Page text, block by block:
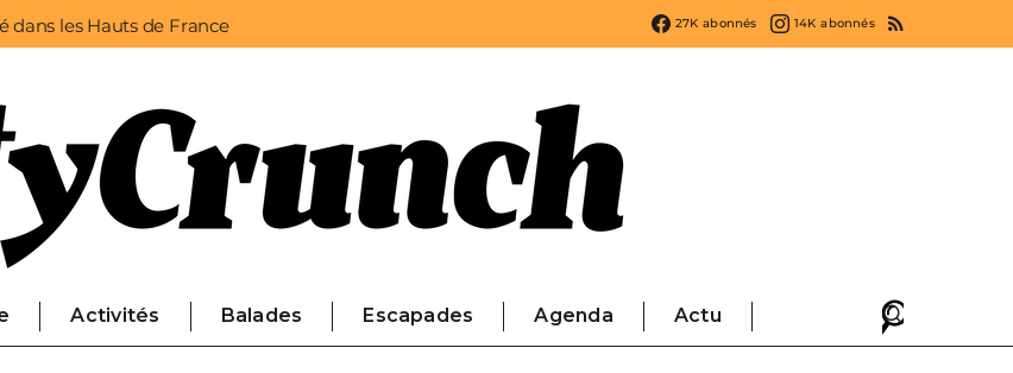
dans les Hauts de France 27K abonnés 14K abonnés
Activités Balades Escapades Agenda Actu